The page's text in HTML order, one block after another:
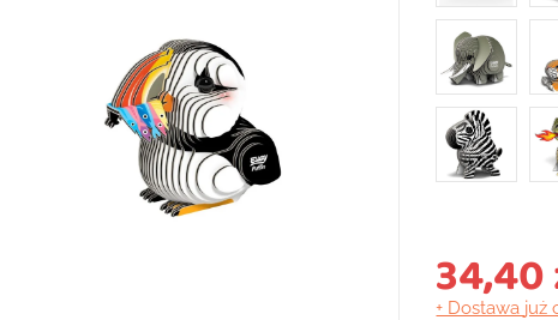
34,40
+ Dostawa już